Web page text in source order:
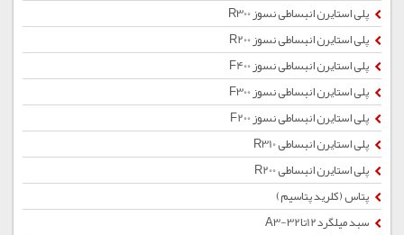
پلی استایرن انبساطی نسوز R300
پلی استایرن انبساطی نسوز R200
پلی استایرن انبساطی نسوز F400
پلی استایرن انبساطی نسوز F300
پلی استایرن انبساطی نسوز F200
پلی استایرن انبساطی R310
پلی استایرن انبساطی R200
پتاس (کلرید پتاسیم)
سبد میلگرد12تا32-A3